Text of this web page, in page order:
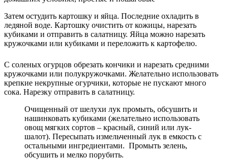
Затем остудить картошку и яйца. Последние охладить в
ледяной воде. Картошку очистить от кожицы, нарезать
кубиками и отправить в салатницу. Яйца можно нарезать
кружочками или кубиками и переложить к картофелю.
С соленых огурцов обрезать кончики и нарезать средними
кружочками или полукружочками. Желательно использовать
крепкие некрупные огурчики, которые не пускают много
сока. Нарезку отправить в салатницу.
Очищенный от шелухи лук промыть, обсушить и
нашинковать кубиками (желательно использовать
овощ мягких сортов – красный, синий или лук-
шалот). Пересыпать измельченный лук в емкость с
остальными ингредиентами. Промыть зелень,
обсушить и мелко порубить.